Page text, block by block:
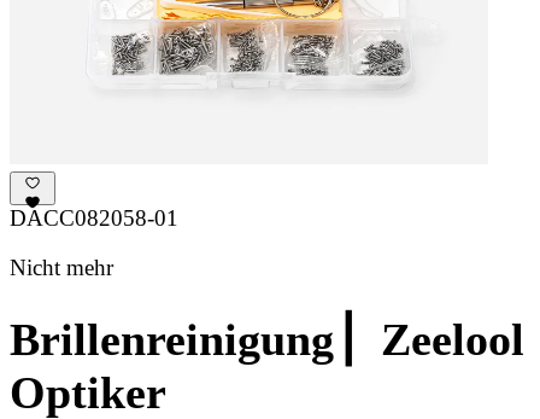
DACC082058-01
Nicht mehr
Brillenreinigung ▏Zeelool
Optiker